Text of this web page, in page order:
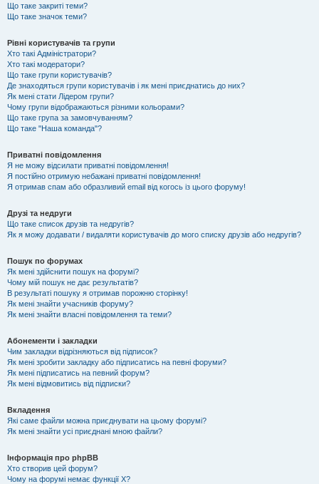
Що таке закриті теми?
Що таке значок теми?
Рівні користувачів та групи
Хто такі Адміністратори?
Хто такі модератори?
Що таке групи користувачів?
Де знаходяться групи користувачів і як мені приєднатись до них?
Як мені стати Лідером групи?
Чому групи відображаються різними кольорами?
Що таке група за замовчуванням?
Що таке "Наша команда"?
Приватні повідомлення
Я не можу відсилати приватні повідомлення!
Я постійно отримую небажані приватні повідомлення!
Я отримав спам або образливий email від когось із цього форуму!
Друзі та недруги
Що таке список друзів та недругів?
Як я можу додавати / видаляти користувачів до мого списку друзів або недругів?
Пошук по форумах
Як мені здійснити пошук на форумі?
Чому мій пошук не дає результатів?
В результаті пошуку я отримав порожню сторінку!
Як мені знайти учасників форуму?
Як мені знайти власні повідомлення та теми?
Абонементи і закладки
Чим закладки відрізняються від підписок?
Як мені зробити закладку або підписатись на певні форуми?
Як мені підписатись на певний форум?
Як мені відмовитись від підписки?
Вкладення
Які саме файли можна приєднувати на цьому форумі?
Як мені знайти усі приєднані мною файли?
Інформація про phpBB
Хто створив цей форум?
Чому на форумі немає функції X?